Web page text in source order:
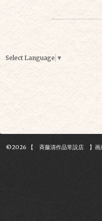
Select Language ▼
©2026 【 斉藤清作品常設店 】